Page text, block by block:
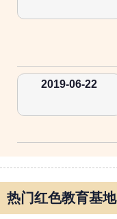
2019-06-22
热门红色教育基地